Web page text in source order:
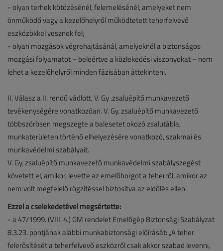
- olyan terhek kötözésénél, felemelésénél, amelyeket nem
önműködő vagy a kezelőhelyről működtetett teherfelvevő
eszközökkel vesznek fel;
- olyan mozgások végrehajtásánál, amelyeknél a biztonságos
mozgási folyamatot – beleértve a közlekedési viszonyokat – nem
lehet a kezelőhelyről minden fázisában áttekinteni.
II. Válasz a II. rendű vádlott, V. Gy .zsaluépítő munkavezető
tevékenységére vonatkozóan. V. Gy. zsaluépítő munkavezető
többszörösen megszegte a balesetet okozó zsalutábla,
munkaterületen történő elhelyezésére vonatkozó, szakmai és
munkavédelmi szabályait.
V. Gy. zsaluépítő munkavezető munkavédelmi szabályszegést
követett el, amikor, levette az emelőhorgot a teherről, amikor az
nem volt megfelelő rögzítéssel biztosítva az eldőlés ellen.
Ezzel a cselekedetével megsértette:
- a 47/1999. (VIII. 4.) GM rendelet Emelőgép Biztonsági Szabályzat
8.3.23. pontjának alábbi munkabiztonsági előírását: „A teher
felerősítését a teherfelvevő eszközről csak akkor szabad levenni,